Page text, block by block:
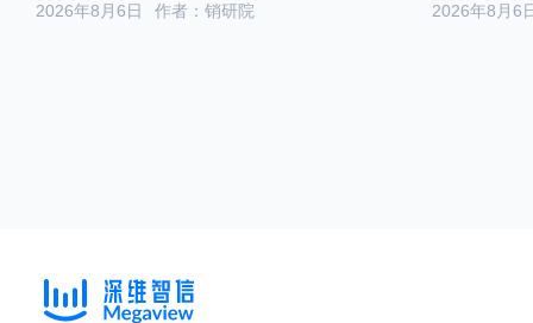
作者：销研院
2026年8月6日 2026年8月6